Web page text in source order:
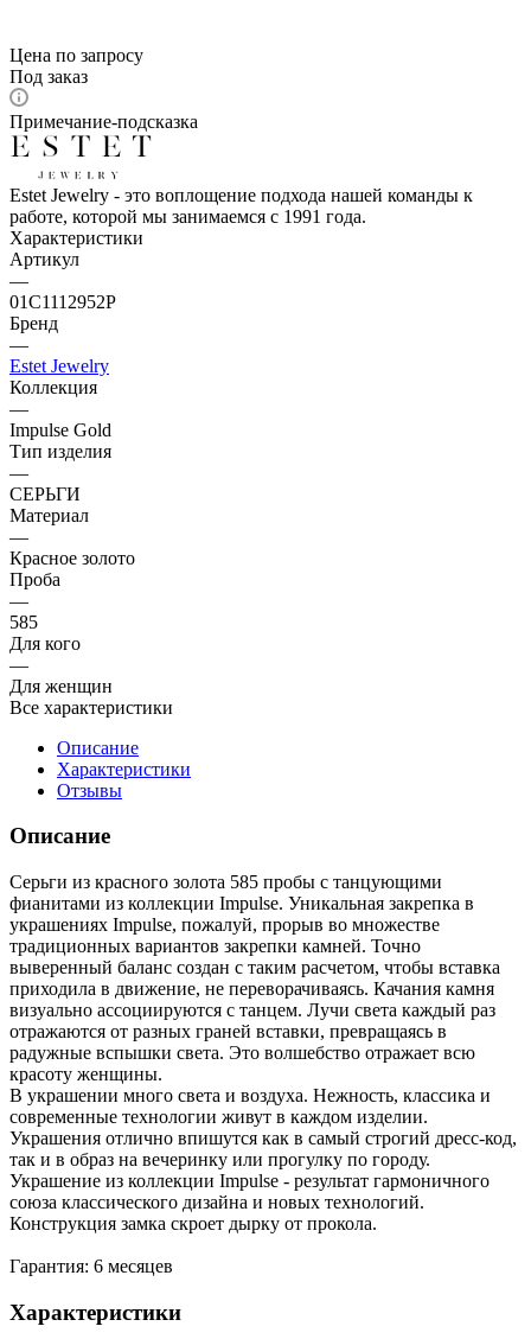
Цена по запросу
Под заказ
Примечание-подсказка
Estet Jewelry - это воплощение подхода нашей команды к
работе, которой мы занимаемся с 1991 года.
Характеристики
Артикул
—
01С1112952Р
Бренд
—
Estet Jewelry
Коллекция
—
Impulse Gold
Тип изделия
—
СЕРЬГИ
Материал
—
Красное золото
Проба
—
585
Для кого
—
Для женщин
Все характеристики
Описание
Характеристики
Отзывы
Описание
Серьги из красного золота 585 пробы с танцующими
фианитами из коллекции Impulse. Уникальная закрепка в
украшениях Impulse, пожалуй, прорыв во множестве
традиционных вариантов закрепки камней. Точно
выверенный баланс создан с таким расчетом, чтобы вставка
приходила в движение, не переворачиваясь. Качания камня
визуально ассоциируются с танцем. Лучи света каждый раз
отражаются от разных граней вставки, превращаясь в
радужные вспышки света. Это волшебство отражает всю
красоту женщины.
В украшении много света и воздуха. Нежность, классика и
современные технологии живут в каждом изделии.
Украшения отлично впишутся как в самый строгий дресс-код,
так и в образ на вечеринку или прогулку по городу.
Украшение из коллекции Impulse - результат гармоничного
союза классического дизайна и новых технологий.
Конструкция замка скроет дырку от прокола.
Гарантия: 6 месяцев
Характеристики